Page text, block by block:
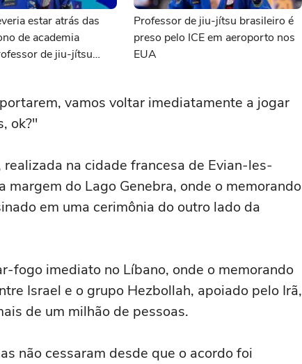
estar atrás das
de academia
de jiu-jítsu
Professor de jiu-jítsu brasileiro é
preso pelo ICE em aeroporto nos
EUA
vamos voltar imediatamente a jogar
ok?"
na cidade francesa de Evian-les-
margem do Lago Genebra, onde o memorando
em uma cerimônia do outro ‌lado da
fogo imediato ‌no Líbano, onde o ⁠memorando
Israel e o grupo Hezbollah, apoiado pelo Irã,
‌de um milhão de pessoas.
não cessaram desde que o acordo foi